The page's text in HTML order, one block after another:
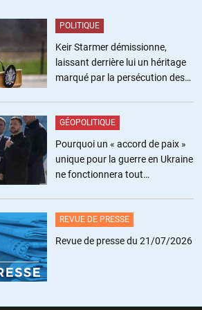
historique au révisionnisme en direct
27.09.2021 à 13h47
« Worth it » était bien plus gravement
fut il Américain.
faut, c’est un monument aux victimes de
dans les poubelles de l’Histoire.
//27.09.2021 à 17h35
POLITIQUE
Keir Starmer démissionne,
laissant derrière lui un héritage
marqué par la persécution des
GÉOPOLITIQUE
Pourquoi un « accord de paix »
unique pour la guerre en Ukraine
ne fonctionnera tout
REVUE DE PRESSE
Revue de presse du 21/07/2026